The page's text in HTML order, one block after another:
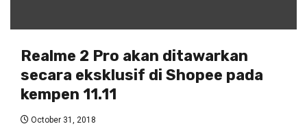
Realme 2 Pro akan ditawarkan
secara eksklusif di Shopee pada
kempen 11.11
October 31, 2018